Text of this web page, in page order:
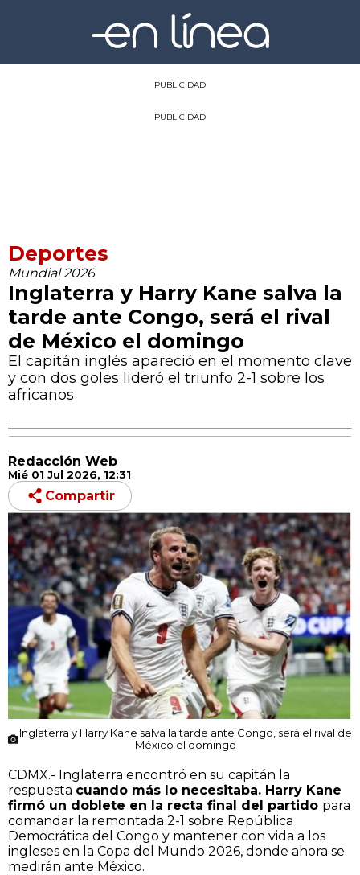
PUBLICIDAD
PUBLICIDAD
Deportes
Mundial 2026
Inglaterra y Harry Kane salva la
tarde ante Congo, será el rival
de México el domingo
El capitán inglés apareció en el momento clave
y con dos goles lideró el triunfo 2-1 sobre los
africanos
Redacción Web
Mié 01 Jul 2026, 12:31
Compartir
Inglaterra y Harry Kane salva la tarde ante Congo, será el rival de
México el domingo
CDMX.- Inglaterra encontró en su capitán la
respuesta cuando más lo necesitaba. Harry Kane
firmó un doblete en la recta final del partido para
comandar la remontada 2-1 sobre República
Democrática del Congo y mantener con vida a los
ingleses en la Copa del Mundo 2026, donde ahora se
medirán ante México.